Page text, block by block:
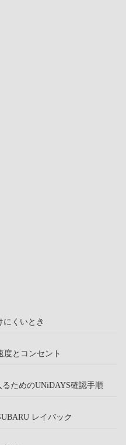
にくいとき
度とコンセント
ためのUNiDAYS確認手順
レイバック